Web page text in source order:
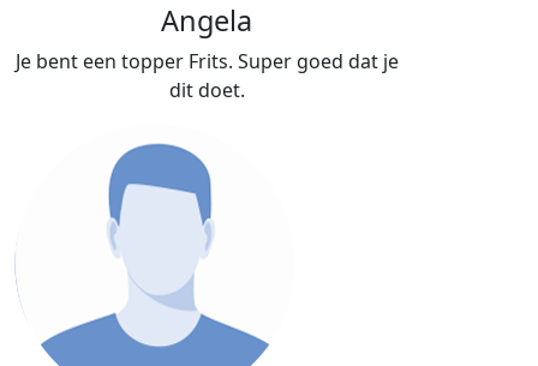
Angela
Je bent een topper Frits. Super goed dat je
dit doet.